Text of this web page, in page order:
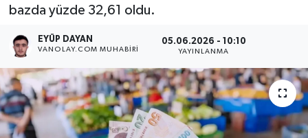
bazda yüzde 32,61 oldu.
EYÜP DAYAN
VANOLAY.COM MUHABIRI
05.06.2026 - 10:10
YAYINLANMA
Dünya
RESMİ İLANLAR
Haber Arşivi